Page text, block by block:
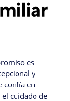
es
y
confía en
el cuidado de